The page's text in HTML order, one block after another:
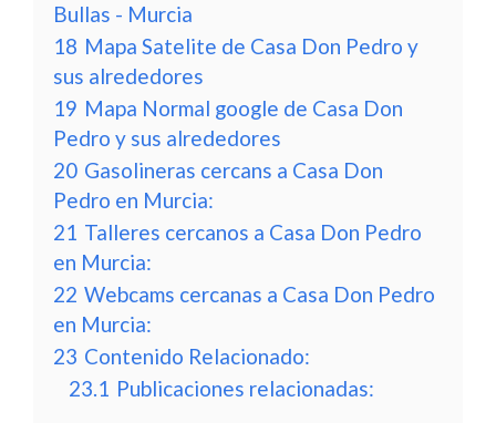
Bullas - Murcia
18 Mapa Satelite de Casa Don Pedro y
sus alrededores
19 Mapa Normal google de Casa Don
Pedro y sus alrededores
20 Gasolineras cercans a Casa Don
Pedro en Murcia:
21 Talleres cercanos a Casa Don Pedro
en Murcia:
22 Webcams cercanas a Casa Don Pedro
en Murcia:
23 Contenido Relacionado:
23.1 Publicaciones relacionadas: